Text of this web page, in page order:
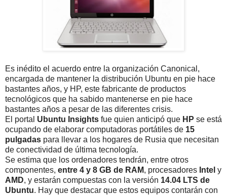
Es inédito el acuerdo entre la organización Canonical,
encargada de mantener la distribución Ubuntu en pie hace
bastantes años, y HP, este fabricante de productos
tecnológicos que ha sabido mantenerse en pie hace
bastantes años a pesar de las diferentes crisis.
El portal Ubuntu Insights fue quien anticipó que HP se está
ocupando de elaborar computadoras portátiles de 15
pulgadas para llevar a los hogares de Rusia que necesitan
de conectividad de última tecnología.
Se estima que los ordenadores tendrán, entre otros
componentes, entre 4 y 8 GB de RAM, procesadores Intel y
AMD, y estarán compuestas con la versión 14.04 LTS de
Ubuntu. Hay que destacar que estos equipos contarán con